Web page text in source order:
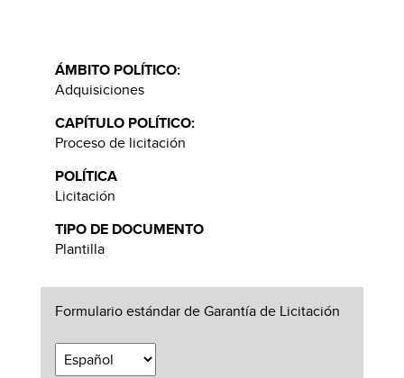
ÁMBITO POLÍTICO:
Adquisiciones
CAPÍTULO POLÍTICO:
Proceso de licitación
POLÍTICA
Licitación
TIPO DE DOCUMENTO
Plantilla
Formulario estándar de Garantía de Licitación